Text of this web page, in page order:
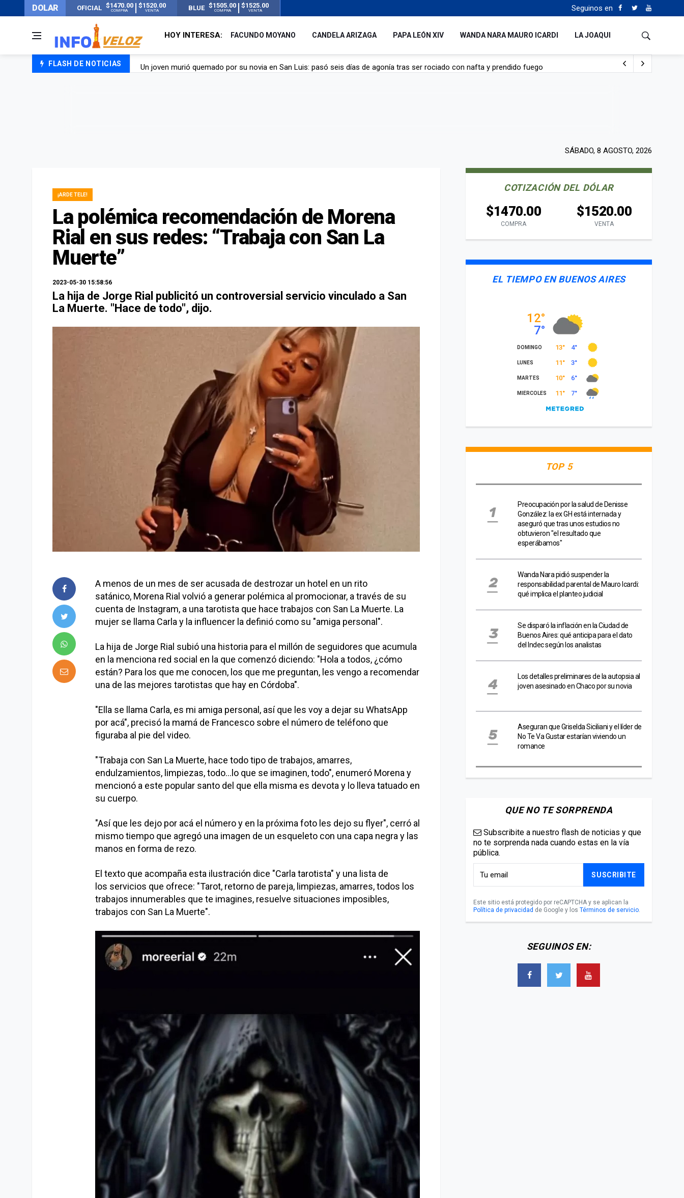
DOLAR OFICIAL $1470.00
COMPRA
$1520.00
VENTA BLUE $1505.00
COMPRA
$1525.00
VENTA Seguinos en
HOY INTERESA: FACUNDO MOYANO CANDELA ARIZAGA PAPA LEÓN XIV WANDA NARA MAURO ICARDI LA JOAQUI
FLASH DE NOTICIAS
Un joven murió quemado por su novia en San Luis: pasó seis días de agonía tras ser rociado con nafta y prendido fuego
SÁBADO, 8 AGOSTO, 2026
¡ARDE TELE!
La polémica recomendación de Morena
Rial en sus redes: “Trabaja con San La
Muerte”
2023-05-30 15:58:56
La hija de Jorge Rial publicitó un controversial servicio vinculado a San
La Muerte. "Hace de todo", dijo.
A menos de un mes de ser acusada de destrozar un hotel en un rito
satánico, Morena Rial volvió a generar polémica al promocionar, a través de su
cuenta de Instagram, a una tarotista que hace trabajos con San La Muerte. La
mujer se llama Carla y la influencer la definió como su "amiga personal".
La hija de Jorge Rial subió una historia para el millón de seguidores que acumula
en la menciona red social en la que comenzó diciendo: "Hola a todos, ¿cómo
están? Para los que me conocen, los que me preguntan, les vengo a recomendar
una de las mejores tarotistas que hay en Córdoba".
"Ella se llama Carla, es mi amiga personal, así que les voy a dejar su WhatsApp
por acá", precisó la mamá de Francesco sobre el número de teléfono que
figuraba al pie del video.
"Trabaja con San La Muerte, hace todo tipo de trabajos, amarres,
endulzamientos, limpiezas, todo...lo que se imaginen, todo", enumeró Morena y
mencionó a este popular santo del que ella misma es devota y lo lleva tatuado en
su cuerpo.
"Así que les dejo por acá el número y en la próxima foto les dejo su flyer", cerró al
mismo tiempo que agregó una imagen de un esqueleto con una capa negra y las
manos en forma de rezo.
El texto que acompaña esta ilustración dice "Carla tarotista" y una lista de
los servicios que ofrece: "Tarot, retorno de pareja, limpiezas, amarres, todos los
trabajos innumerables que te imagines, resuelve situaciones imposibles,
trabajos con San La Muerte".
COTIZACIÓN DEL DÓLAR
$1470.00
COMPRA
$1520.00
VENTA
EL TIEMPO EN BUENOS AIRES
TOP 5
Preocupación por la salud de Denisse
González: la ex GH está internada y
aseguró que tras unos estudios no
obtuvieron "el resultado que
esperábamos"
Wanda Nara pidió suspender la
responsabilidad parental de Mauro Icardi:
qué implica el planteo judicial
Se disparó la inflación en la Ciudad de
Buenos Aires: qué anticipa para el dato
del Indec según los analistas
Los detalles preliminares de la autopsia al
joven asesinado en Chaco por su novia
Aseguran que Griselda Siciliani y el líder de
No Te Va Gustar estarían viviendo un
romance
QUE NO TE SORPRENDA
Subscribite a nuestro flash de noticias y que
no te sorprenda nada cuando estas en la vía
pública.
SUSCRIBITE
Este sitio está protegido por reCAPTCHA y se aplican la
Política de privacidad de Google y los Términos de servicio.
SEGUINOS EN: